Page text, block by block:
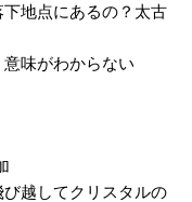
地点にあるの？太古
味がわからない
越してクリスタルの